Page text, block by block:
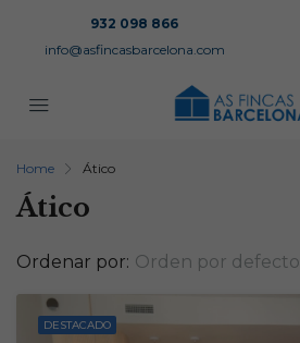
932 098 866
info@asfincasbarcelona.com
Home Ático
Ático
Ordenar por: Orden por defecto
DESTACADO